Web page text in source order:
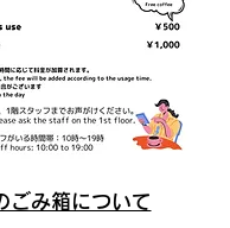
ごみ箱について